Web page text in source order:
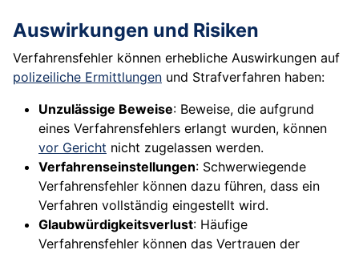
Auswirkungen und Risiken
Verfahrensfehler können erhebliche Auswirkungen auf
polizeiliche Ermittlungen und Strafverfahren haben:
Unzulässige Beweise: Beweise, die aufgrund
eines Verfahrensfehlers erlangt wurden, können
vor Gericht nicht zugelassen werden.
Verfahrenseinstellungen: Schwerwiegende
Verfahrensfehler können dazu führen, dass ein
Verfahren vollständig eingestellt wird.
Glaubwürdigkeitsverlust: Häufige
Verfahrensfehler können das Vertrauen der